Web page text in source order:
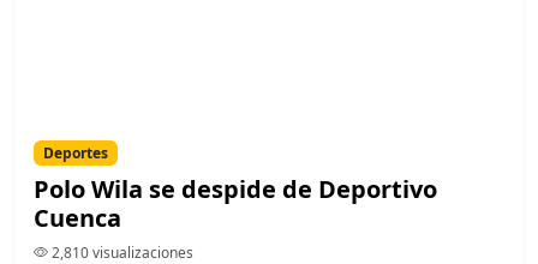
Deportes
Polo Wila se despide de Deportivo
Cuenca
2,810 visualizaciones